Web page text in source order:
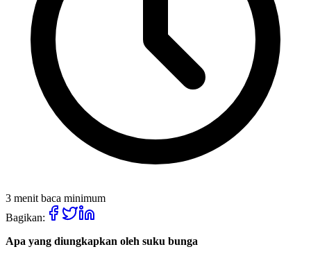
3 menit baca minimum
Bagikan:
Apa yang diungkapkan oleh suku bunga